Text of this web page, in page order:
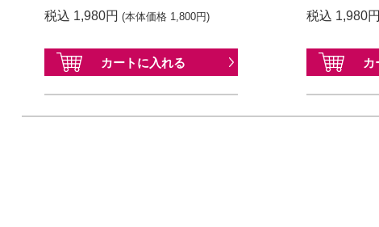
税込 1,980円 (本体価格 1,800円)
カートに 入れる
税込 1,980円
カ